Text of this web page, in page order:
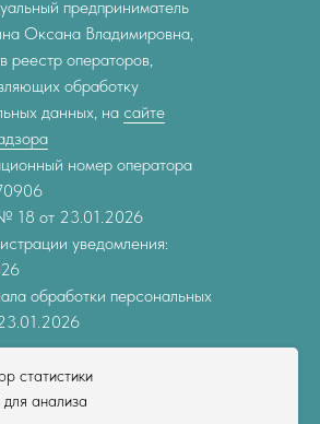
статистики
анализа
предприниматель
Оксана Владимировна,
реестр операторов,
обработку
данных, на сайте
номер оператора
18 от 23.01.2026
уведомления:
обработки персональных